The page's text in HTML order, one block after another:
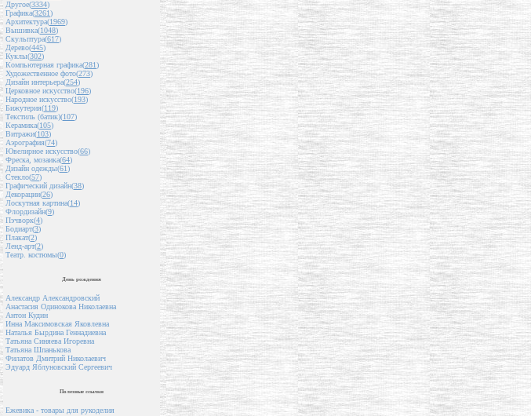
Другое(3334)
Графика(3261)
Архитектура(1969)
Вышивка(1048)
Скульптура(617)
Дерево(445)
Куклы(302)
Компьютерная графика(281)
Художественное фото(273)
Дизайн интерьера(254)
Церковное искусство(196)
Народное искусство(193)
Бижутерия(119)
Текстиль (батик)(107)
Керамика(105)
Витражи(103)
Аэрография(74)
Ювелирное искусство(66)
Фреска, мозаика(64)
Дизайн одежды(61)
Стекло(57)
Графический дизайн(38)
Декорации(26)
Лоскутная картина(14)
Флордизайн(9)
Пэчворк(4)
Бодиарт(3)
Плакат(2)
Ленд-арт(2)
Театр. костюмы(0)
День рождения
Александр Александровский
Анастасия Одинокова Николаевна
Антон Кудин
Инна Максимовская Яковлевна
Наталья Бырдина Геннадиевна
Татьяна Синяева Игоревна
Татьяна Шпанькова
Филатов Дмитрий Николаевич
Эдуард Яблуновский Сергеевич
Полезные ссылки
Ежевика - товары для рукоделия